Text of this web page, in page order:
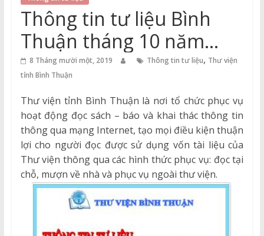
Thuận
Cổng
Vào
Tri
Thức
Thông tin tư liệu Bình
Thuận tháng 10 năm
2019
8 Tháng mười một, 2019 Thông tin tư liệu, Thư viện
tỉnh Bình Thuận
Thư viện tỉnh Bình Thuận là nơi tổ chức phục vụ
hoạt động đọc sách – báo và khai thác thông tin
thông qua mạng Internet, tạo mọi điều kiện thuận
lợi cho người đọc được sử dụng vốn tài liệu của
Thư viện thông qua các hình thức phục vụ: đọc tại
chỗ, mượn về nhà và phục vụ ngoài thư viện.